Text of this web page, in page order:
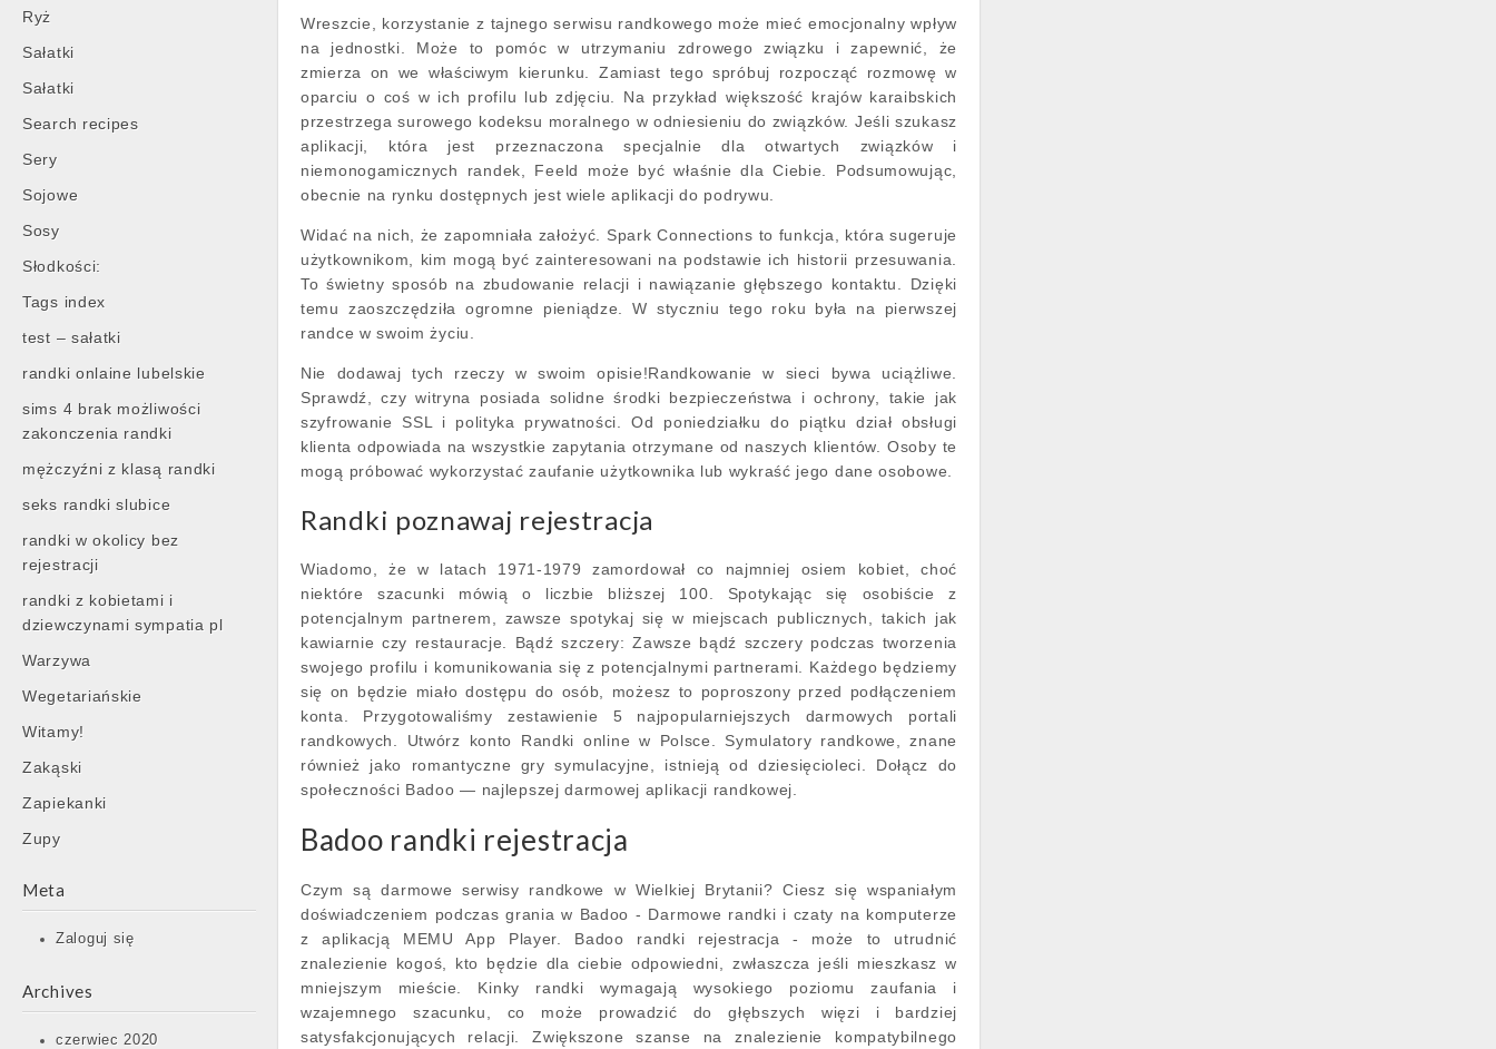
Ryż
Sałatki
Sałatki
Search recipes
Sery
Sojowe
Sosy
Słodkości:
Tags index
test – sałatki
randki onlaine lubelskie
sims 4 brak możliwości
zakonczenia randki
mężczyźni z klasą randki
seks randki slubice
randki w okolicy bez
rejestracji
randki z kobietami i
dziewczynami sympatia pl
Warzywa
Wegetariańskie
Witamy!
Zakąski
Zapiekanki
Zupy
Meta
Zaloguj się
Archives
czerwiec 2020
Wreszcie, korzystanie z tajnego serwisu randkowego może mieć emocjonalny wpływ
na jednostki. Może to pomóc w utrzymaniu zdrowego związku i zapewnić, że
zmierza on we właściwym kierunku. Zamiast tego spróbuj rozpocząć rozmowę w
oparciu o coś w ich profilu lub zdjęciu. Na przykład większość krajów karaibskich
przestrzega surowego kodeksu moralnego w odniesieniu do związków. Jeśli szukasz
aplikacji, która jest przeznaczona specjalnie dla otwartych związków i
niemonogamicznych randek, Feeld może być właśnie dla Ciebie. Podsumowując,
obecnie na rynku dostępnych jest wiele aplikacji do podrywu.
Widać na nich, że zapomniała założyć. Spark Connections to funkcja, która sugeruje
użytkownikom, kim mogą być zainteresowani na podstawie ich historii przesuwania.
To świetny sposób na zbudowanie relacji i nawiązanie głębszego kontaktu. Dzięki
temu zaoszczędziła ogromne pieniądze. W styczniu tego roku była na pierwszej
randce w swoim życiu.
Nie dodawaj tych rzeczy w swoim opisie!Randkowanie w sieci bywa uciążliwe.
Sprawdź, czy witryna posiada solidne środki bezpieczeństwa i ochrony, takie jak
szyfrowanie SSL i polityka prywatności. Od poniedziałku do piątku dział obsługi
klienta odpowiada na wszystkie zapytania otrzymane od naszych klientów. Osoby te
mogą próbować wykorzystać zaufanie użytkownika lub wykraść jego dane osobowe.
Randki poznawaj rejestracja
Wiadomo, że w latach 1971-1979 zamordował co najmniej osiem kobiet, choć
niektóre szacunki mówią o liczbie bliższej 100. Spotykając się osobiście z
potencjalnym partnerem, zawsze spotykaj się w miejscach publicznych, takich jak
kawiarnie czy restauracje. Bądź szczery: Zawsze bądź szczery podczas tworzenia
swojego profilu i komunikowania się z potencjalnymi partnerami. Każdego będziemy
się on będzie miało dostępu do osób, możesz to poproszony przed podłączeniem
konta. Przygotowaliśmy zestawienie 5 najpopularniejszych darmowych portali
randkowych. Utwórz konto Randki online w Polsce. Symulatory randkowe, znane
również jako romantyczne gry symulacyjne, istnieją od dziesięcioleci. Dołącz do
społeczności Badoo — najlepszej darmowej aplikacji randkowej.
Badoo randki rejestracja
Czym są darmowe serwisy randkowe w Wielkiej Brytanii? Ciesz się wspaniałym
doświadczeniem podczas grania w Badoo - Darmowe randki i czaty na komputerze
z aplikacją MEMU App Player. Badoo randki rejestracja - może to utrudnić
znalezienie kogoś, kto będzie dla ciebie odpowiedni, zwłaszcza jeśli mieszkasz w
mniejszym mieście. Kinky randki wymagają wysokiego poziomu zaufania i
wzajemnego szacunku, co może prowadzić do głębszych więzi i bardziej
satysfakcjonujących relacji. Zwiększone szanse na znalezienie kompatybilnego